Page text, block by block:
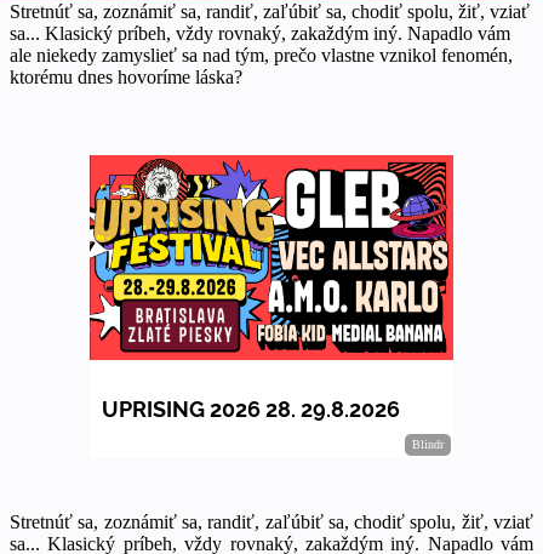
Stretnúť sa, zoznámiť sa, randiť, zaľúbiť sa, chodiť spolu, žiť, vziať
sa... Klasický príbeh, vždy rovnaký, zakaždým iný. Napadlo vám
ale niekedy zamyslieť sa nad tým, prečo vlastne vznikol fenomén,
ktorému dnes hovoríme láska?
Stretnúť sa, zoznámiť sa, randiť, zaľúbiť sa, chodiť spolu, žiť, vziať
sa... Klasický príbeh, vždy rovnaký, zakaždým iný. Napadlo vám